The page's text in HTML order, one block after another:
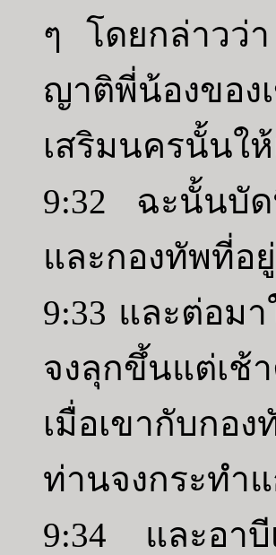
ๆ โดยกล่าวว่
ญาติพี่น้องของ
เสริมนครนั้นใ
9:32 ฉะนั้นบั
และกองทัพที่อ
9:33 และต่อม
จงลุกขึ้นแต่เ
เมื่อเขากับกอ
ท่านจงกระทำ
9:34 และอา